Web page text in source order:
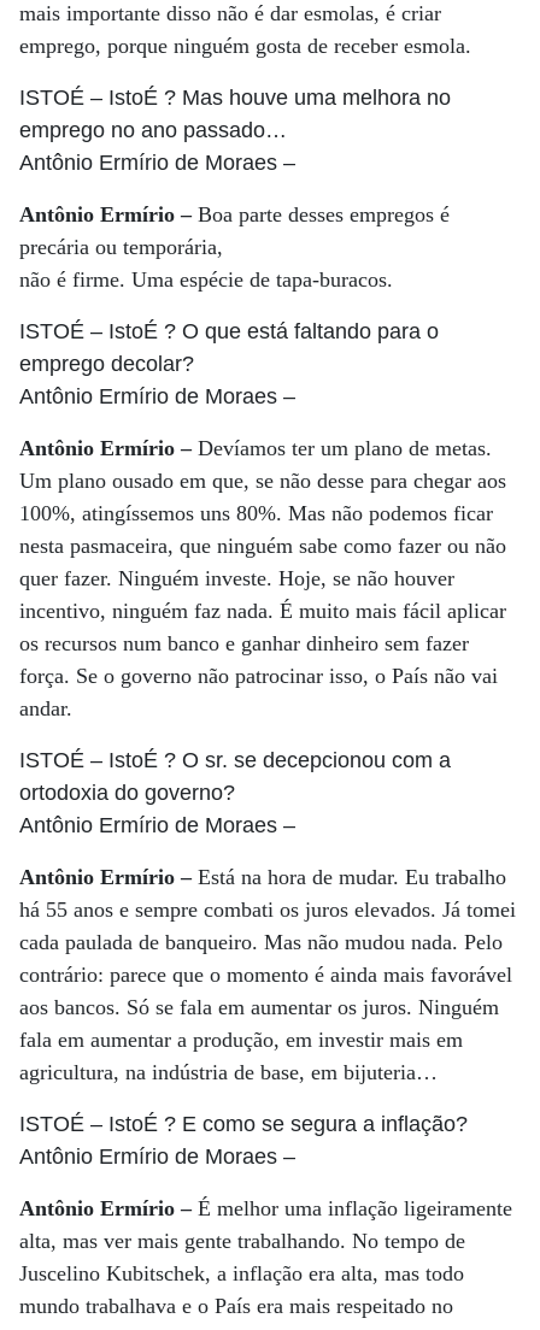
mais importante disso não é dar esmolas, é criar
emprego, porque ninguém gosta de receber esmola.
ISTOÉ – IstoÉ ? Mas houve uma melhora no
emprego no ano passado…
Antônio Ermírio de Moraes –
Antônio Ermírio – Boa parte desses empregos é
precária ou temporária,
não é firme. Uma espécie de tapa-buracos.
ISTOÉ – IstoÉ ? O que está faltando para o
emprego decolar?
Antônio Ermírio de Moraes –
Antônio Ermírio –Devíamos ter um plano de metas.
Um plano ousado em que, se não desse para chegar aos
100%, atingíssemos uns 80%. Mas não podemos ficar
nesta pasmaceira, que ninguém sabe como fazer ou não
quer fazer. Ninguém investe. Hoje, se não houver
incentivo, ninguém faz nada. É muito mais fácil aplicar
os recursos num banco e ganhar dinheiro sem fazer
força. Se o governo não patrocinar isso, o País não vai
andar.
ISTOÉ – IstoÉ ? O sr. se decepcionou com a
ortodoxia do governo?
Antônio Ermírio de Moraes –
Antônio Ermírio – Está na hora de mudar. Eu trabalho
há 55 anos e sempre combati os juros elevados. Já tomei
cada paulada de banqueiro. Mas não mudou nada. Pelo
contrário: parece que o momento é ainda mais favorável
aos bancos. Só se fala em aumentar os juros. Ninguém
fala em aumentar a produção, em investir mais em
agricultura, na indústria de base, em bijuteria…
ISTOÉ – IstoÉ ? E como se segura a inflação?
Antônio Ermírio de Moraes –
Antônio Ermírio –É melhor uma inflação ligeiramente
alta, mas ver mais gente trabalhando. No tempo de
Juscelino Kubitschek, a inflação era alta, mas todo
mundo trabalhava e o País era mais respeitado no